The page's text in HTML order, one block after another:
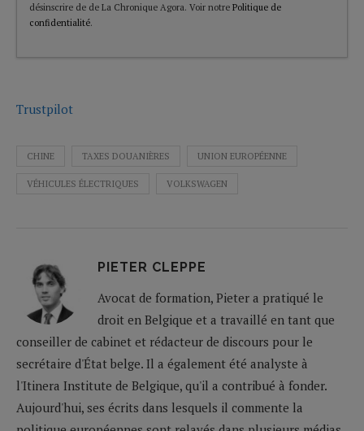
désinscrire de de La Chronique Agora. Voir notre Politique de
confidentialité.
Trustpilot
CHINE TAXES DOUANIÈRES UNION EUROPÉENNE
VÉHICULES ÉLECTRIQUES VOLKSWAGEN
PIETER CLEPPE
Avocat de formation, Pieter a pratiqué le
droit en Belgique et a travaillé en tant que
conseiller de cabinet et rédacteur de discours pour le
secrétaire d'État belge. Il a également été analyste à
l'Itinera Institute de Belgique, qu'il a contribué à fonder.
Aujourd'hui, ses écrits dans lesquels il commente la